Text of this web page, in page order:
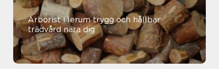
Arborist i lerum trygg och hållbar
trädvård nära dig